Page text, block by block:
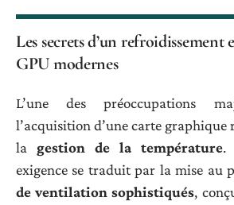
Les secrets d’un refroidissement
GPU modernes
L’une des préoccupations
l’acquisition d’une carte graphique
la gestion de la température.
exigence se traduit par la mise au
de ventilation sophistiqués,